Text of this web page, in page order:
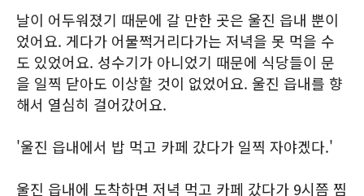
날이 어두워졌기 때문에 갈 만한 곳은 울진 읍내 뿐이
었어요. 게다가 어물쩍거리다가는 저녁을 못 먹을 수
도 있었어요. 성수기가 아니었기 때문에 식당들이 문
을 일찍 닫아도 이상할 것이 없었어요. 울진 읍내를 향
해서 열심히 걸어갔어요.
'울진 읍내에서 밥 먹고 카페 갔다가 일찍 자야겠다.'
울진 읍내에 도착하면 저녁 먹고 카페 갔다가 9시쯤 찜